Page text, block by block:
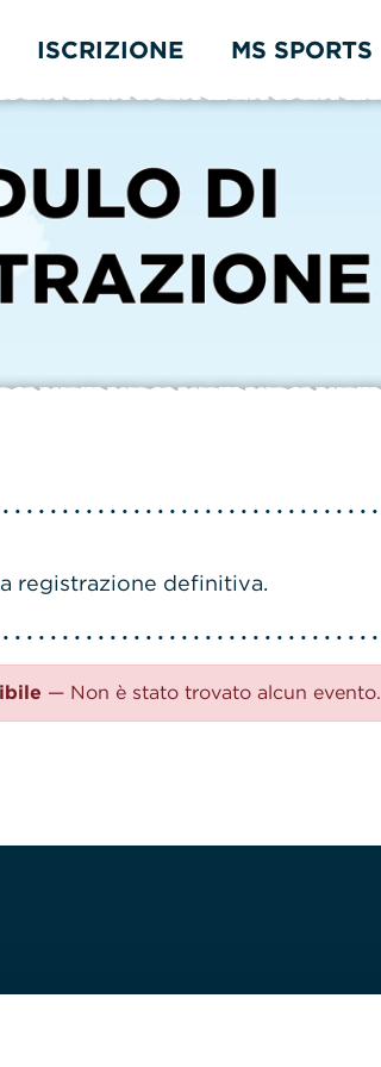
ISCRIZIONE MS SPORTS
registrazione definitiva.
— Non è stato trovato alcun evento.